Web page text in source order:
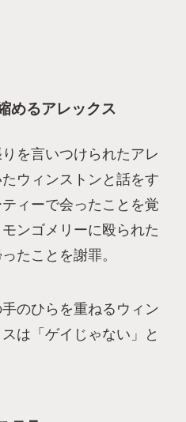
めるアレックス
を言いつけられたアレ
ウィンストンと話をす
ィーで会ったことを覚
ンゴメリーに殴られた
たことを謝罪。
のひらを重ねるウィン
は「ゲイじゃない」と